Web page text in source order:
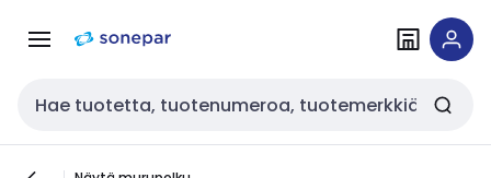
navigointiinsisältöön
Haku